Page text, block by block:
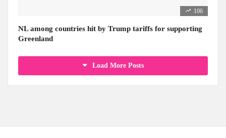
106
NL among countries hit by Trump tariffs for supporting
Greenland
Load More Posts